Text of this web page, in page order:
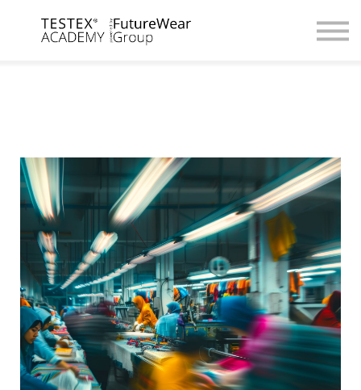
Digital Academy